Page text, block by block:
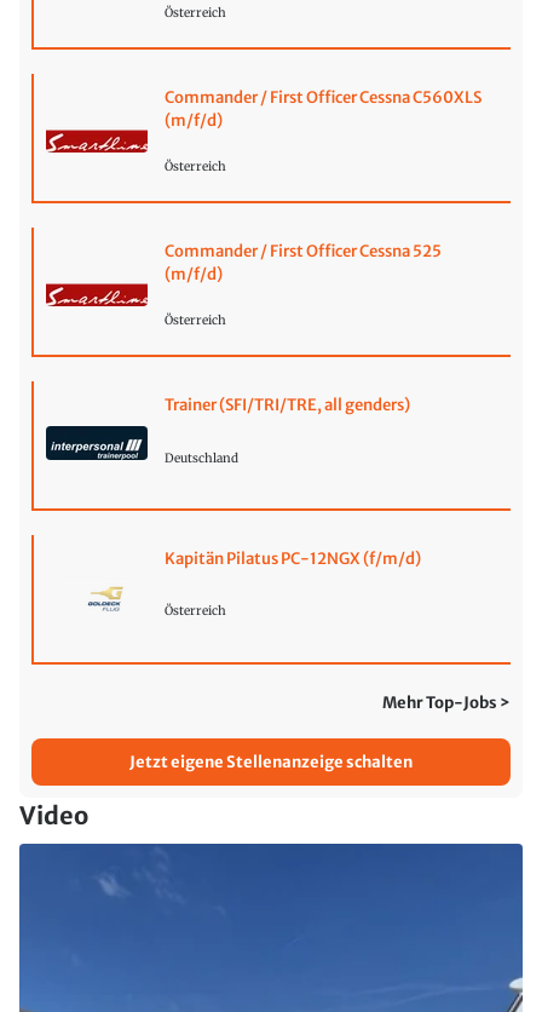
Österreich
Commander / First Officer Cessna C560XLS
(m/f/d)
Österreich
Commander / First Officer Cessna 525
(m/f/d)
Österreich
Trainer (SFI/TRI/TRE, all genders)
Deutschland
Kapitän Pilatus PC-12NGX (f/m/d)
Österreich
Mehr Top-Jobs >
Jetzt eigene Stellenanzeige schalten
Video